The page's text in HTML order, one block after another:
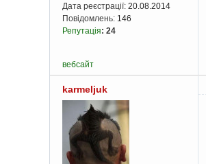
Дата реєстрації: 20.08.2014
Повідомлень: 146
Репутація: 24
вебсайт
karmeljuk